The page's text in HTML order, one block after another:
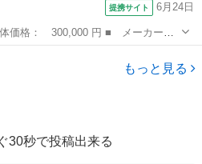
提携サイト 6月24日
■ グレード名： ２．２ｉ 電動
正１７インチアルミホイール Ｃ
もっと見る
30秒で投稿出来る